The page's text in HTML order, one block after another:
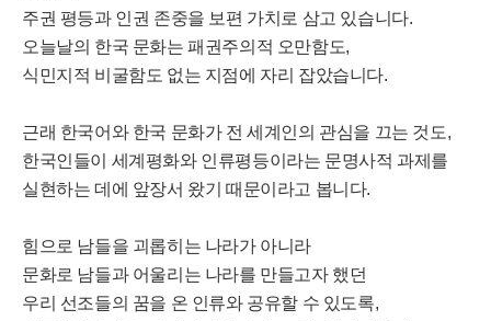
주권 평등과 인권 존중을 보편 가치로 삼고 있습니다.
오늘날의 한국 문화는 패권주의적 오만함도,
식민지적 비굴함도 없는 지점에 자리 잡았습니다.
근래 한국어와 한국 문화가 전 세계인의 관심을 끄는 것도,
한국인들이 세계평화와 인류평등이라는 문명사적 과제를
실현하는 데에 앞장서 왔기 때문이라고 봅니다.
힘으로 남들을 괴롭히는 나라가 아니라
문화로 남들과 어울리는 나라를 만들고자 했던
우리 선조들의 꿈을 온 인류와 공유할 수 있도록,